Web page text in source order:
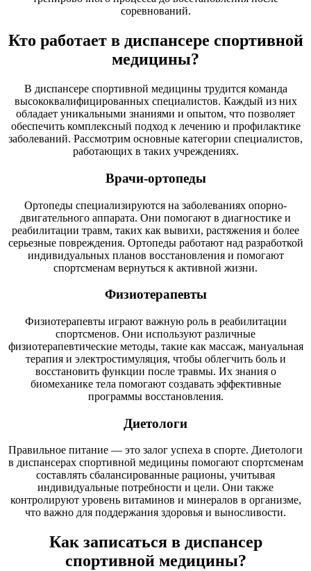
соревнований.
Кто работает в диспансере спортивной
медицины?
В диспансере спортивной медицины трудится команда
высококвалифицированных специалистов. Каждый из них
обладает уникальными знаниями и опытом, что позволяет
обеспечить комплексный подход к лечению и профилактике
заболеваний. Рассмотрим основные категории специалистов,
работающих в таких учреждениях.
Врачи-ортопеды
Ортопеды специализируются на заболеваниях опорно-
двигательного аппарата. Они помогают в диагностике и
реабилитации травм, таких как вывихи, растяжения и более
серьезные повреждения. Ортопеды работают над разработкой
индивидуальных планов восстановления и помогают
спортсменам вернуться к активной жизни.
Физиотерапевты
Физиотерапевты играют важную роль в реабилитации
спортсменов. Они используют различные
физиотерапевтические методы, такие как массаж, мануальная
терапия и электростимуляция, чтобы облегчить боль и
восстановить функции после травмы. Их знания о
биомеханике тела помогают создавать эффективные
программы восстановления.
Диетологи
Правильное питание — это залог успеха в спорте. Диетологи
в диспансерах спортивной медицины помогают спортсменам
составлять сбалансированные рационы, учитывая
индивидуальные потребности и цели. Они также
контролируют уровень витаминов и минералов в организме,
что важно для поддержания здоровья и выносливости.
Как записаться в диспансер
спортивной медицины?